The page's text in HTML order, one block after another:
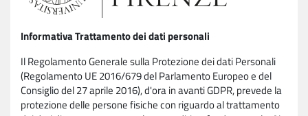
Informativa Trattamento dei dati personali
Il Regolamento Generale sulla Protezione dei dati Personali
(Regolamento UE 2016/679 del Parlamento Europeo e del
Consiglio del 27 aprile 2016), d'ora in avanti GDPR, prevede la
protezione delle persone fisiche con riguardo al trattamento